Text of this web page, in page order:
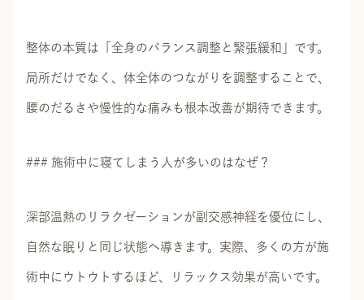
整体の本質は「全身のバランス調整と緊張緩和」です。
局所だけでなく、体全体のつながりを調整することで、
腰のだるさや慢性的な痛みも根本改善が期待できます。
### 施術中に寝てしまう人が多いのはなぜ？
深部温熱のリラクゼーションが副交感神経を優位にし、
自然な眠りと同じ状態へ導きます。実際、多くの方が施
術中にウトウトするほど、リラックス効果が高いです。